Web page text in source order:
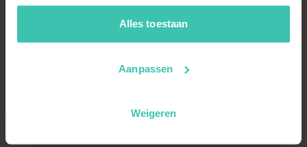
van je gebruik van hun diensten. Zo zorgen we ervoor dat
jouw vakantiezoektocht soepel en op maat verloopt!
Alles toestaan
Aanpassen
Weigeren